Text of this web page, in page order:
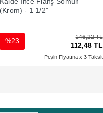
Kalde İnce Flanş Somun
(Krom) - 1 1/2"
146,22 TL
112,48 TL
%23
Peşin Fiyatına x 3 Taksit